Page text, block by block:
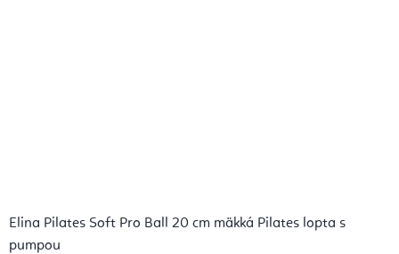
Elina Pilates Soft Pro Ball 20 cm mäkká Pilates lopta s
pumpou